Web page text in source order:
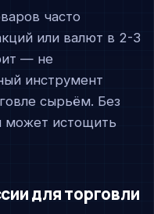
часто
или валют в 2-3
— не
инструмент
сырьём. Без
может истощить
для торговли